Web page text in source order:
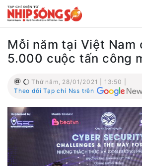
Mỗi năm tại Việt Nam
5.000 cuộc tấn công
Thứ năm, 28/01/2021 | 13:50 |
Theo dõi Tạp chí Nss trên